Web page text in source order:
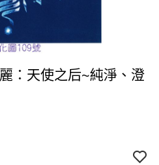
：天使之后~純淨、澄